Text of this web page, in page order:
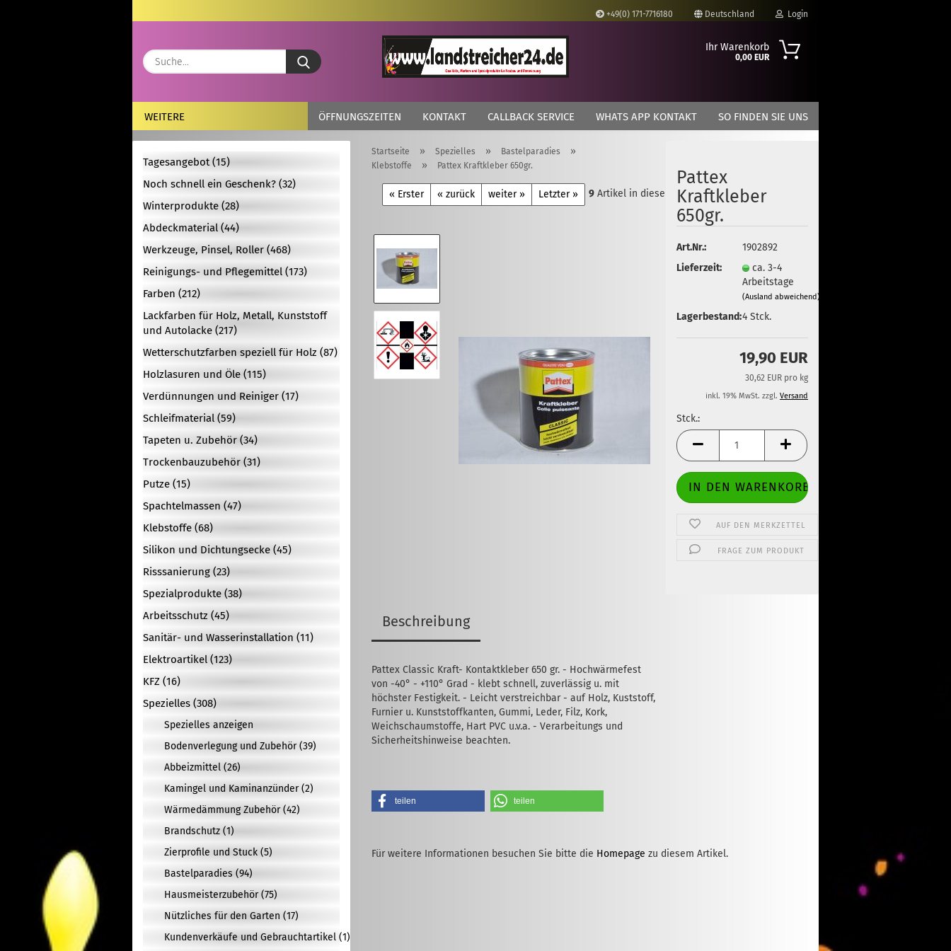
+49(0) 171-7716180 Deutschland
Lieferland
Login
Passwort
Konto erstellen
Passwort vergessen?
Suche...
Ihr Warenkorb
0,00 EUR
ÖFFNUNGSZEITEN KONTAKT CALLBACK SERVICE WHATS APP KONTAKT SO FINDEN SIE UNS
WEITERE
Startseite » Spezielles » Bastelparadies »
Klebstoffe » Pattex Kraftkleber 650gr.
« Erster « zurück weiter » Letzter » 9 Artikel in dieser Kategorie
Pattex
Kraftkleber
650gr.
Art.Nr.:
1902892
Lieferzeit:
ca. 3-4
Arbeitstage
(Ausland abweichend)
Lagerbestand:4 Stck.
19,90 EUR
30,62 EUR pro kg
inkl. 19% MwSt. zzgl. Versand
Stck.:
Stck.
AUF DEN MERKZETTEL
FRAGE ZUM PRODUKT
Beschreibung
Pattex Classic Kraft- Kontaktkleber 650 gr. - Hochwärmefest
von -40° - +110° Grad - klebt schnell, zuverlässig u. mit
höchster Festigkeit. - Leicht verstreichbar - auf Holz, Kuststoff,
Furnier u. Kunststoffkanten, Gummi, Leder, Filz, Kork,
Weichschaumstoffe, Hart PVC u.v.a. - Verarbeitungs und
Sicherheitshinweise beachten.
teilen teilen
Für weitere Informationen besuchen Sie bitte die Homepage zu diesem Artikel.
Tagesangebot (15)
Noch schnell ein Geschenk? (32)
Winterprodukte (28)
Abdeckmaterial (44)
Werkzeuge, Pinsel, Roller (468)
Reinigungs- und Pflegemittel (173)
Farben (212)
Lackfarben für Holz, Metall, Kunststoff
und Autolacke (217)
Wetterschutzfarben speziell für Holz (87)
Holzlasuren und Öle (115)
Verdünnungen und Reiniger (17)
Schleifmaterial (59)
Tapeten u. Zubehör (34)
Trockenbauzubehör (31)
Putze (15)
Spachtelmassen (47)
Klebstoffe (68)
Silikon und Dichtungsecke (45)
Risssanierung (23)
Spezialprodukte (38)
Arbeitsschutz (45)
Sanitär- und Wasserinstallation (11)
Elektroartikel (123)
KFZ (16)
Spezielles (308)
Spezielles anzeigen
Bodenverlegung und Zubehör (39)
Abbeizmittel (26)
Kamingel und Kaminanzünder (2)
Wärmedämmung Zubehör (42)
Brandschutz (1)
Zierprofile und Stuck (5)
Bastelparadies (94)
Hausmeisterzubehör (75)
Nützliches für den Garten (17)
Kundenverkäufe und Gebrauchtartikel (1)